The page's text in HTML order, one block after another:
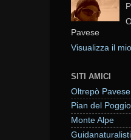
Pavese
Visualizza il
SITI AMICI
Oltrepò Pavese
Pian del Poggio
Monte Alpe